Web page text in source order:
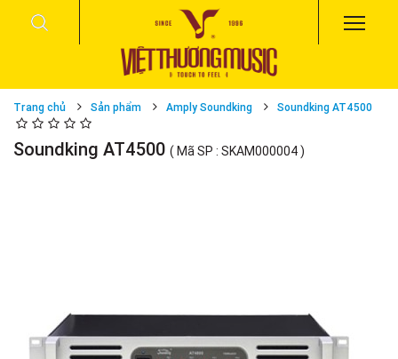
Trang chủ Sản phẩm Amply Soundking Soundking AT4500
Soundking AT4500 ( Mã SP : SKAM000004 )